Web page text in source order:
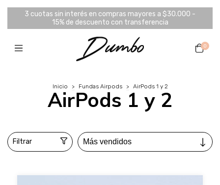
3 cuotas sin interés en compras mayores a $30.000 -
15% de descuento con transferencia
0
Inicio > Fundas Airpods > AirPods 1 y 2
AirPods 1 y 2
Filtrar